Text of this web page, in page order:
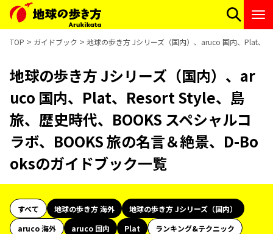
TOP ガイドブック 地球の歩き方 Jシリーズ（国内）、aruco 国内、Plat、
地球の歩き方 Jシリーズ（国内）、ar
uco 国内、Plat、Resort Style、島
旅、歴史時代、BOOKS スペシャルコ
ラボ、BOOKS 旅の名言＆絶景、D-Bo
oksのガイドブック一覧
すべて 地球の歩き方 海外
地球の歩き方 Jシリーズ（国内）
aruco 海外
aruco 国内 Plat
ランキング&テクニック